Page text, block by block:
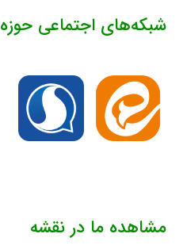
شبکه‌های اجتماعی حوزه
مشاهده ما در نقشه